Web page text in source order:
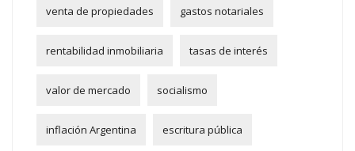
venta de propiedades gastos notariales
rentabilidad inmobiliaria tasas de interés
valor de mercado socialismo
inflación Argentina escritura pública